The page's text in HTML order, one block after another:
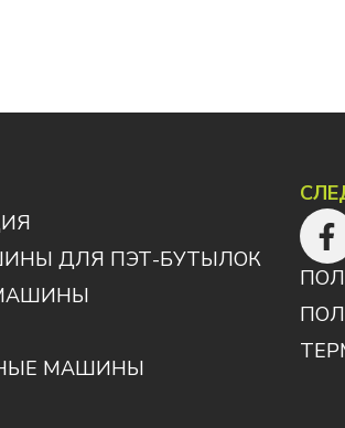
ДЛЯ ПЭТ-БУТЫЛОК
МАШИНЫ